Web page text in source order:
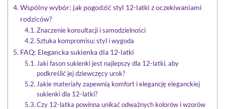
Wspólny wybór: jak pogodzić styl 12-latki z oczekiwaniami
rodziców?
Znaczenie konsultacji i samodzielności
Sztuka kompromisu: styl i wygoda
FAQ: Elegancka sukienka dla 12-latki
Jaki fason sukienki jest najlepszy dla 12-latki, aby
podkreślić jej dziewczęcy urok?
Jakie materiały zapewnią komfort i elegancję eleganckiej
sukienki dla 12-latki?
Czy 12-latka powinna unikać odważnych kolorów i wzorów